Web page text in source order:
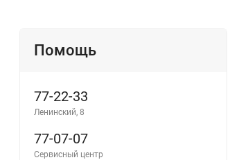
Помощь
77-22-33
Ленинский, 8
77-07-07
Сервисный центр